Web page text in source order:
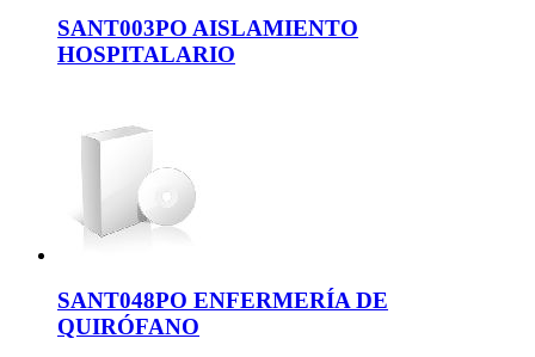
SANT003PO AISLAMIENTO
HOSPITALARIO
SANT048PO ENFERMERÍA DE
QUIRÓFANO